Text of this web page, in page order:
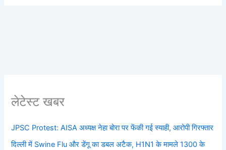
लेटेस्ट खबर
JPSC Protest: AISA अध्यक्ष नेहा बोरा पर फेंकी गई स्याही, आरोपी गिरफ्तार
दिल्ली में Swine Flu और डेंगू का डबल अटैक, H1N1 के मामले 1300 के